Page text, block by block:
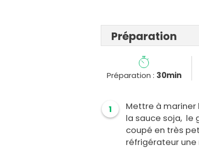
Préparation
Préparation : 30min
1
Mettre à mariner
la sauce soja, le
coupé en très
réfrigérateur une